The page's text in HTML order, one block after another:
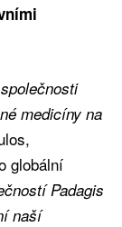
medicíny na
globální
Padagis
naší